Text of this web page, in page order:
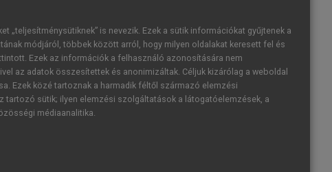
1996
zárhangok állnak. Az orális explozívák képzésének
helyezkedik el. Ezért a produkciójukat minden
zárszakaszra és a zár feloldására, melyeket a zárfeloldás
kiáramló levegő az akadályba ütközve felgyülemlik, és
üregben, majd a zár feloldásakor turbulens zörej
helyről a levegő a kisebb nyomású hely, azaz a tüdőből
meghatározza, hogy az adott nyelvben milyen
„teljesítménysütiknek” is nevezik. Ezek a sütik információkat gyűjtenek a
módjáról, többek között arról, hogy milyen oldalakat keresett fel és
Ezek az információk a felhasználó azonosítására nem
az adatok összesítettek és anonimizáltak. Céljuk kizárólag a weboldal
Ezek közé tartoznak a harmadik féltől származó elemzési
tartozó sütik; ilyen elemzési szolgáltatások a látogatóelemzések, a
médiaanalitika.